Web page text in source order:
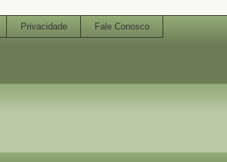
Privacidade Fale Conosco